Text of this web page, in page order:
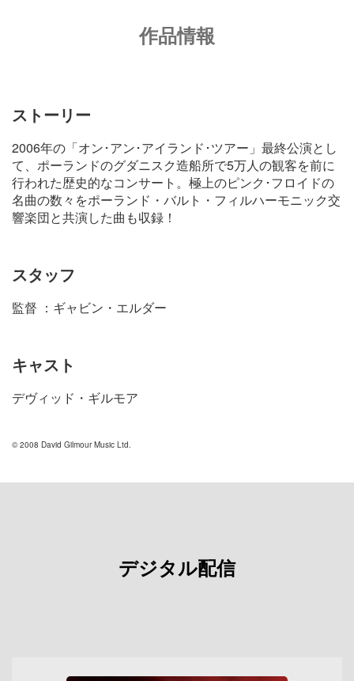
作品情報
ストーリー
2006年の「オン･アン･アイランド･ツアー」最終公演とし
て、ポーランドのグダニスク造船所で5万人の観客を前に
行われた歴史的なコンサート。極上のピンク･フロイドの
名曲の数々をポーランド・バルト・フィルハーモニック交
響楽団と共演した曲も収録！
スタッフ
監督 ：ギャビン・エルダー
キャスト
デヴィッド・ギルモア
© 2008 David Gilmour Music Ltd.
デジタル配信